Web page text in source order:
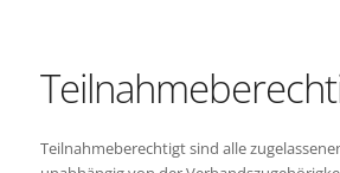
Teilnahmeberechtigt sind alle